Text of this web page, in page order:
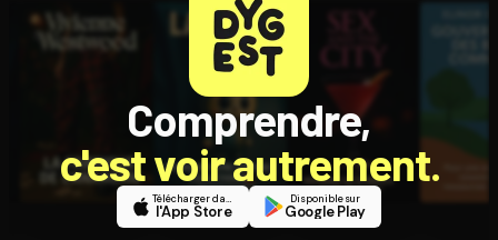
Comprendre,
c'est voir autrement.
Télécharger dans
l'App Store
Disponible sur
Google Play